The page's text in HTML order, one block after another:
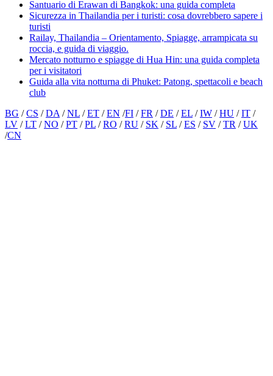
Santuario di Erawan di Bangkok: una guida completa
Sicurezza in Thailandia per i turisti: cosa dovrebbero sapere i
turisti
Railay, Thailandia – Orientamento, Spiagge, arrampicata su
roccia, e guida di viaggio.
Mercato notturno e spiagge di Hua Hin: una guida completa
per i visitatori
Guida alla vita notturna di Phuket: Patong, spettacoli e beach
club
BG /CS /DA /NL /ET /EN /FI /FR /DE /EL /IW /HU /IT /
LV /LT /NO /PT /PL /RO /RU / SK / SL /ES / SV /TR /UK
/CN